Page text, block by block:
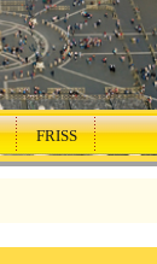
FRISS